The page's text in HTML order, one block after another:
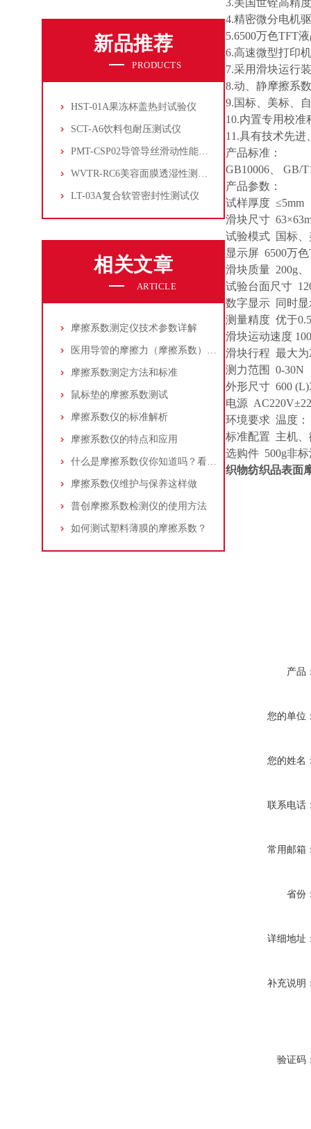
新品推荐
PRODUCTS
HST-01A果冻杯盖热封试验仪
SCT-A6饮料包耐压测试仪
PMT-CSP02导管导丝滑动性能测试仪
WVTR-RC6美容面膜透湿性测试仪
LT-03A复合软管密封性测试仪
相关文章
ARTICLE
摩擦系数测定仪技术参数详解
医用导管的摩擦力（摩擦系数）的检测方案
摩擦系数测定方法和标准
鼠标垫的摩擦系数测试
摩擦系数仪的标准解析
摩擦系数仪的特点和应用
什么是摩擦系数仪你知道吗？看看本篇吧
摩擦系数仪维护与保养这样做
普创摩擦系数检测仪的使用方法
如何测试塑料薄膜的摩擦系数？
3.美国世铨高精
4.精密微分电机
5.6500万色TFT
6.高速微型打印
7.采用滑块运行
8.动、静摩擦系
9.国标、美标、
10.内置专用校
11.具有技术先
产品标准：
GB10006、 GB/
产品参数：
试样厚度 ≤5mm
滑块尺寸
试验模式 国标
显示屏 6500万
滑块质量 200g
试验台面尺寸
数字显示 同时
测量精度 优于
滑块运动速度
滑块行程 最大为
测力范围 0-30N
外形尺寸 600
电源
环境要求 温度：
标准配置 主机
选购件 500g非
织物纺织品表面
产品
您的单位
您的姓名
联系电话
常用邮箱
省份
详细地址
补充说明
验证码